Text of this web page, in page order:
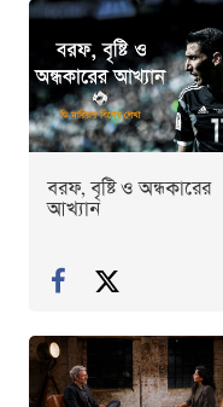
বরফ, বৃষ্টি ও অন্ধকারের
আখ্যান